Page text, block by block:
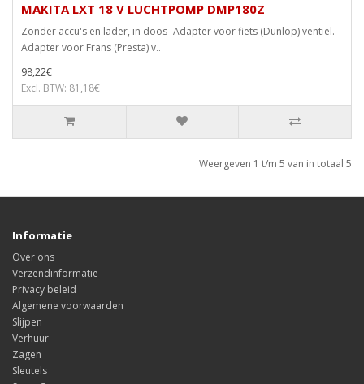
MAKITA LXT 18 V LUCHTPOMP DMP180Z
Zonder accu's en lader, in doos- Adapter voor fiets (Dunlop) ventiel.-
Adapter voor Frans (Presta) v..
98,22€
Excl. BTW: 81,18€
Weergeven 1 t/m 5 van in totaal 5
Informatie
Over ons
Verzendinformatie
Privacy beleid
Algemene voorwaarden
Slijpen
Verhuur
Zagen
Sleutels